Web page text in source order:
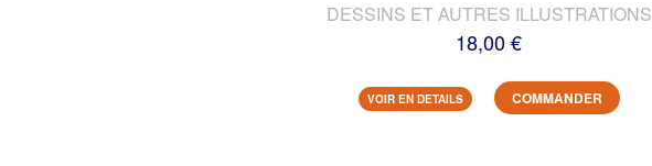
DESSINS ET AUTRES ILLUSTRATIONS
18,00 €
VOIR EN DETAILS COMMANDER